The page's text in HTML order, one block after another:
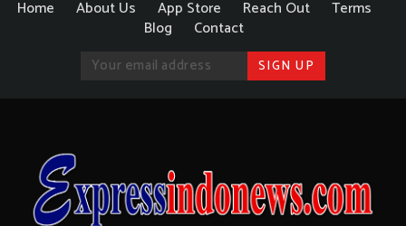
Home About Us App Store Reach Out
Terms
Blog
Contact